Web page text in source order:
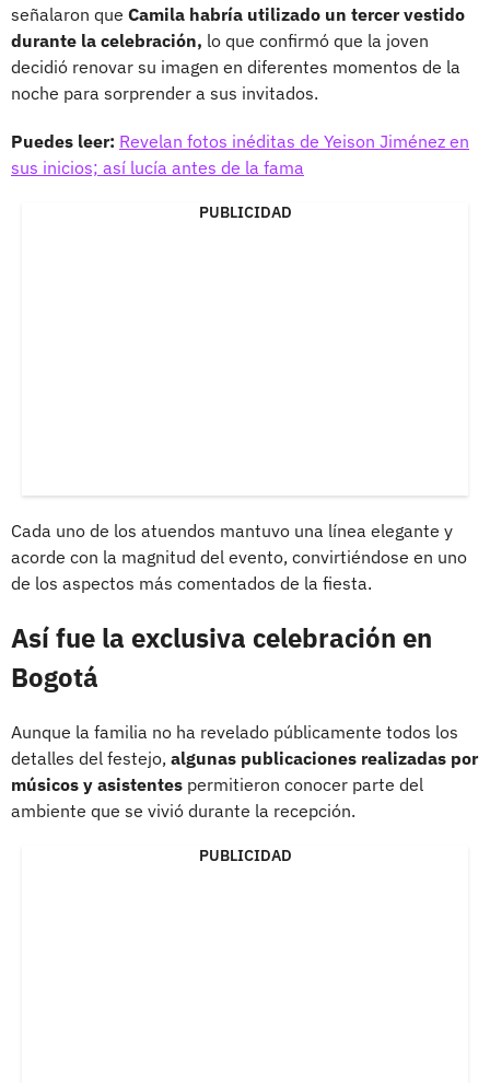
señalaron que Camila habría utilizado un tercer vestido
durante la celebración, lo que confirmó que la joven
decidió renovar su imagen en diferentes momentos de la
noche para sorprender a sus invitados.
Puedes leer: Revelan fotos inéditas de Yeison Jiménez en
sus inicios; así lucía antes de la fama
PUBLICIDAD
Cada uno de los atuendos mantuvo una línea elegante y
acorde con la magnitud del evento, convirtiéndose en uno
de los aspectos más comentados de la fiesta.
Así fue la exclusiva celebración en
Bogotá
Aunque la familia no ha revelado públicamente todos los
detalles del festejo, algunas publicaciones realizadas por
músicos y asistentes permitieron conocer parte del
ambiente que se vivió durante la recepción.
PUBLICIDAD